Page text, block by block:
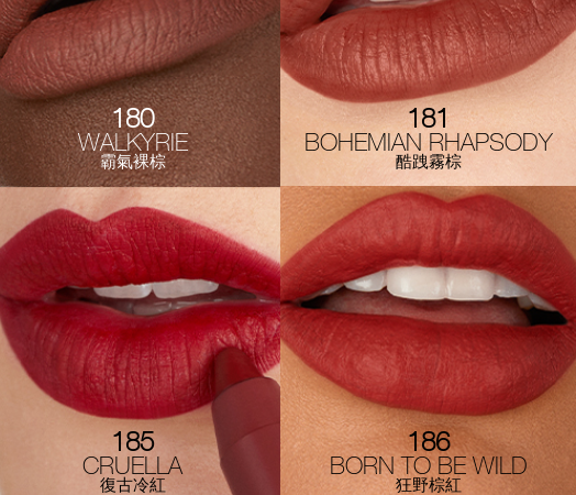
180
WALKYRIE
霸氣裸棕
181
BOHEMIAN RHAPSODY
酷跩霧棕
185
CRUELLA
復古冷紅
186
BORN TO BE WILD
狂野棕紅